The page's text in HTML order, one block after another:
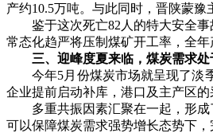
产约10.5万吨。与此同时，晋陕蒙豫
鉴于这次死亡82人的特大安全事
常态化趋严将压制煤矿开工率，全年
三、迎峰度夏来临，煤炭需求处
今年5月份煤炭市场就呈现了淡季
企业提前启动补库，港口及主产区
多重共振因素汇聚在一起，形成
可以保障煤炭需求强势增长态势下